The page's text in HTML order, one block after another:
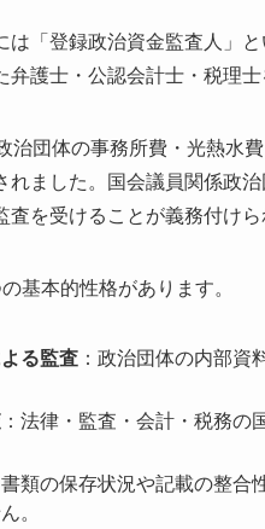
「登録政治資金監査人」
護士・公認会計士・税理士
治団体の事務所費・光熱水
れました。国会議員関係政
を受けることが義務付けら
基本的性格があります。
る監査 ：政治団体の内部
：法律・監査・会計・税務
類の保存状況や記載の整合
。